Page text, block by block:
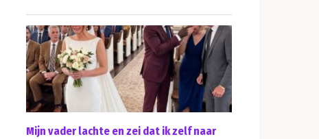
Mijn vader lachte en zei dat ik zelf naar